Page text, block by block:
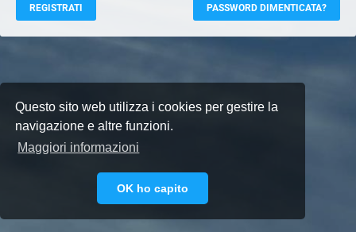
Questo sito web utilizza i cookies per gestire la
navigazione e altre funzioni.
Maggiori informazioni
OK ho capito
REGISTRATI PASSWORD DIMENTICATA?